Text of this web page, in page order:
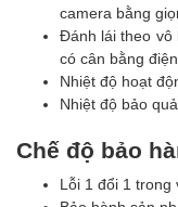
camera bằng
Đánh lái theo vô
có cân bằng
Nhiệt độ hoạt
Nhiệt độ bảo
Chế độ bảo
Lỗi 1 đổi 1 trong